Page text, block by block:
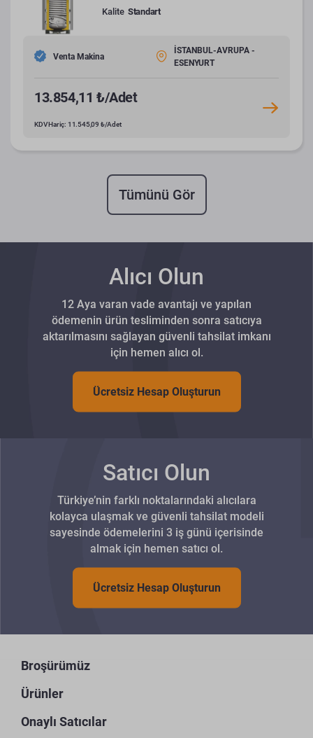
Kalite Standart
Venta Makina
İSTANBUL-AVRUPA -
ESENYURT
13.854,11 ₺/Adet
KDV Hariç: 11.545,09 ₺/Adet
Tümünü Gör
Alıcı Olun
12 Aya varan vade avantajı ve yapılan
ödemenin ürün tesliminden sonra satıcıya
aktarılmasını sağlayan güvenli tahsilat imkanı
için hemen alıcı ol.
Ücretsiz Hesap Oluşturun
Satıcı Olun
Türkiye’nin farklı noktalarındaki alıcılara
kolayca ulaşmak ve güvenli tahsilat modeli
sayesinde ödemelerini 3 iş günü içerisinde
almak için hemen satıcı ol.
Ücretsiz Hesap Oluşturun
Broşürümüz
Ürünler
Onaylı Satıcılar